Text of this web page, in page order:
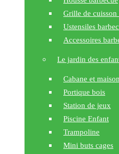
Grille de cuisson
Ustensiles
Accessoires
Le jardin des
Cabane et
Portique bois
Station de jeux
Piscine Enfant
Trampoline
Mini buts cages